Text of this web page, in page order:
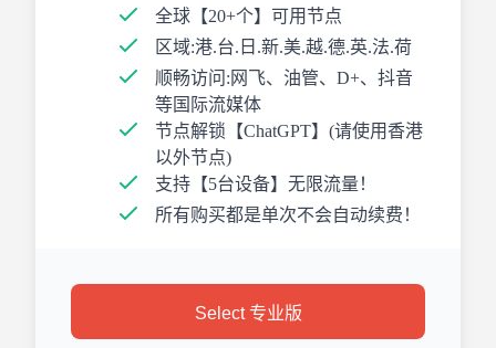
全球【20+个】可用节点
区域:港.台.日.新.美.越.德.英.法.荷
顺畅访问:网飞、油管、D+、抖音
等国际流媒体
节点解锁【ChatGPT】(请使用香港
以外节点)
支持【5台设备】无限流量！
所有购买都是单次不会自动续费！
Select 专业版